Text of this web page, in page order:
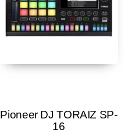
Pioneer DJ TORAIZ SP-
16